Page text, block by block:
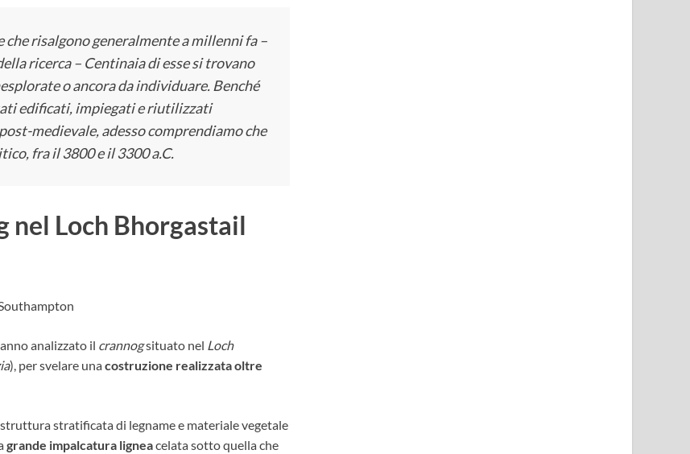
risalgono generalmente a millenni fa –
ricerca – Centinaia di esse si trovano
o ancora da individuare. Benché
edificati, impiegati e riutilizzati
medievale, adesso comprendiamo che
fra il 3800 e il 3300 a.C.
nel Loch Bhorgastail
analizzato il crannogsituato nel Loch
), per svelare unacostruzione realizzata oltre
stratificata di legname e materiale vegetale
grande impalcatura ligneacelata sotto quella che